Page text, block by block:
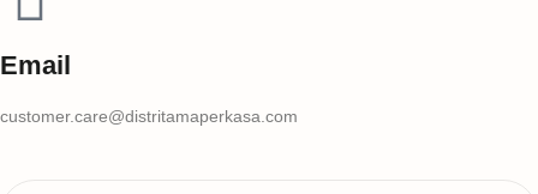
Email
customer.care@distritamaperkasa.com